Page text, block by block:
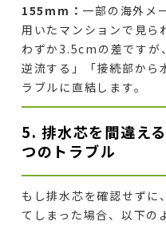
155mm： 一部の海外メ
用いたマンションで見ら
わずか3.5cmの差ですが
逆流する」「接続部から
ラブルに直結します。
5. 排水芯を間違え
つのトラブル
もし排水芯を確認せずに
てしまった場合、以下の